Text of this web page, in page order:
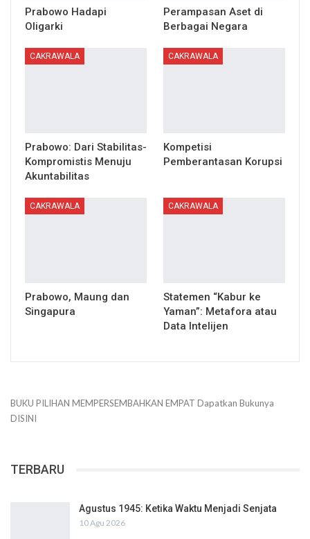
Prabowo Hadapi
Oligarki
Perampasan Aset di
Berbagai Negara
CAKRAWALA
Prabowo: Dari Stabilitas-
Kompromistis Menuju
Akuntabilitas
CAKRAWALA
Kompetisi
Pemberantasan Korupsi
CAKRAWALA
Prabowo, Maung dan
Singapura
CAKRAWALA
Statemen “Kabur ke
Yaman”: Metafora atau
Data Intelijen
BUKU PILIHAN MEMPERSEMBAHKAN EMPAT Dapatkan Bukunya
DISINI
TERBARU
Agustus 1945: Ketika Waktu Menjadi Senjata
10 Agu 2026